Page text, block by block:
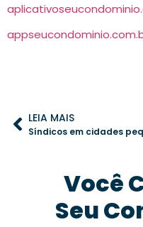
LEIA MAIS
Você
Seu